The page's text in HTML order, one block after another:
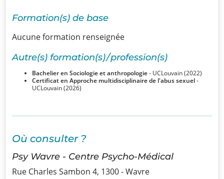
Superviseurs
Comités
Comité
d’Ethique et de
Comité
Scientifique
Infos
Formation(s) de base
Aucune formation renseignée
Autre(s) formation(s) / profession(s)
Bachelier en Sociologie et anthropologie- UCLouvain (2022)
Certificat en Approche multidisciplinaire de l'abus sexuel-
UCLouvain (2026)
Où consulter ?
Psy Wavre - Centre Psycho-Médical
Rue Charles Sambon 4, 1300 - Wavre